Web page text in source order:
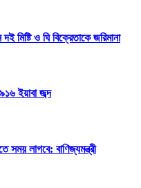
মিষ্টি ও ঘি বিক্রেতাকে জরিমানা
ইয়াবা জব্দ
সময় লাগবে: বাণিজ্যমন্ত্রী